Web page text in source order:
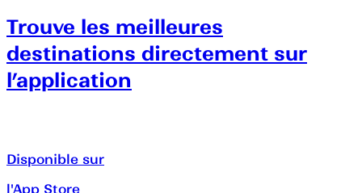
Trouve les meilleures
destinations directement sur
l’application
Disponible sur
l'App Store